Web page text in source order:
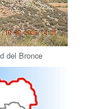
del Bronce